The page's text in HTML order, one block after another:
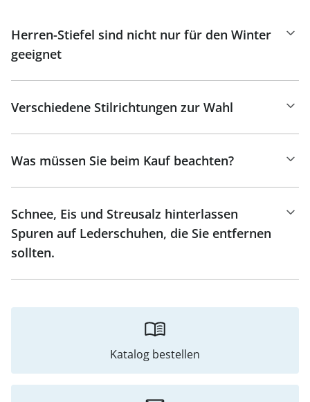
Herren-Stiefel sind nicht nur für den Winter
geeignet
Verschiedene Stilrichtungen zur Wahl
Was müssen Sie beim Kauf beachten?
Schnee, Eis und Streusalz hinterlassen
Spuren auf Lederschuhen, die Sie entfernen
sollten.
Katalog bestellen